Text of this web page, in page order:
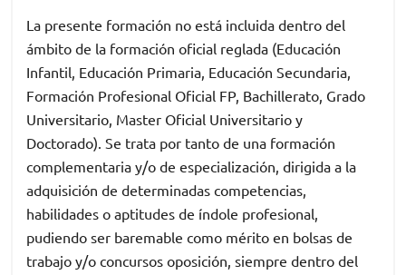
La presente formación no está incluida dentro del
ámbito de la formación oficial reglada (Educación
Infantil, Educación Primaria, Educación Secundaria,
Formación Profesional Oficial FP, Bachillerato, Grado
Universitario, Master Oficial Universitario y
Doctorado). Se trata por tanto de una formación
complementaria y/o de especialización, dirigida a la
adquisición de determinadas competencias,
habilidades o aptitudes de índole profesional,
pudiendo ser baremable como mérito en bolsas de
trabajo y/o concursos oposición, siempre dentro del